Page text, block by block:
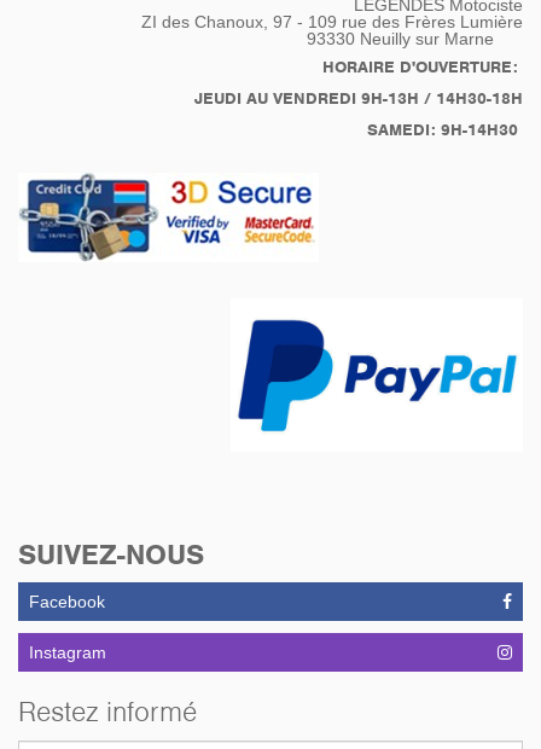
LEGENDES Motociste
ZI des Chanoux, 97 - 109 rue des Frères Lumière
93330 Neuilly sur Marne
HORAIRE D'OUVERTURE:
JEUDI AU VENDREDI 9H-13H / 14H30-18H
SAMEDI: 9H-14H30
SUIVEZ-NOUS
Facebook
Instagram
Restez informé